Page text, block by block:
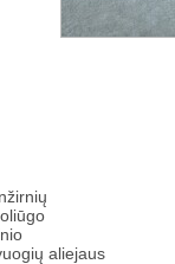
aliejaus